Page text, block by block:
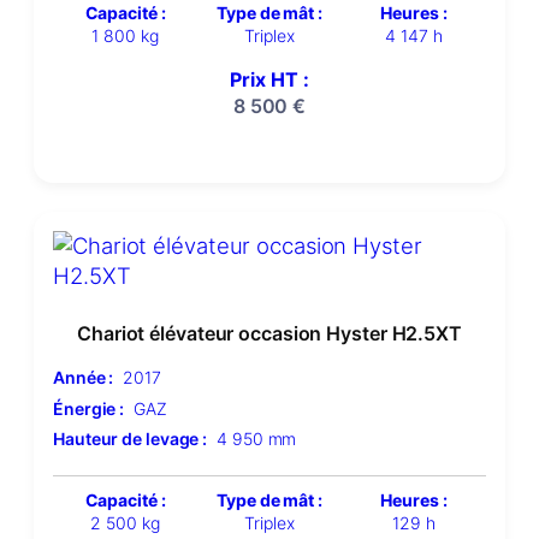
Capacité :
1 800 kg
Type de mât :
Triplex
Heures :
4 147 h
Prix HT :
8 500€
Chariot élévateur occasion Hyster H2.5XT
Année : 2017
Énergie : GAZ
Hauteur de levage : 4 950 mm
Capacité :
2 500 kg
Type de mât :
Triplex
Heures :
129 h